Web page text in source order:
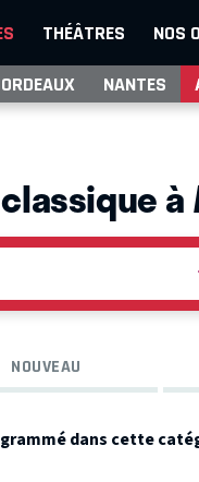
THÉÂTRES NOS
NANTES
à
NOUVEAU
dans cette